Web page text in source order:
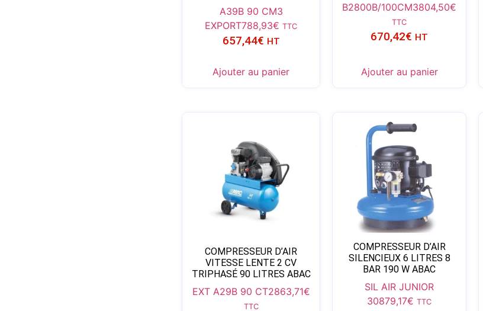
A39B 90 CM3
EXPORT788,93€ TTC
657,44€ HT
Ajouter au panier
B2800B/100CM3804,50€
TTC
670,42€ HT
Ajouter au panier
COMPRESSEUR D’AIR
VITESSE LENTE 2 CV
TRIPHASÉ 90 LITRES ABAC
EXT A29B 90 CT2863,71€
TTC
COMPRESSEUR D’AIR
SILENCIEUX 6 LITRES 8
BAR 190 W ABAC
SIL AIR JUNIOR
30879,17€ TTC